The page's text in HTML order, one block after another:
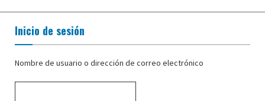
Inicio de sesión
Nombre de usuario o dirección de correo electrónico